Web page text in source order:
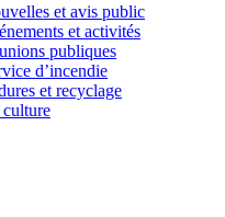
et avis public
et activités
publiques
d’incendie
et recyclage